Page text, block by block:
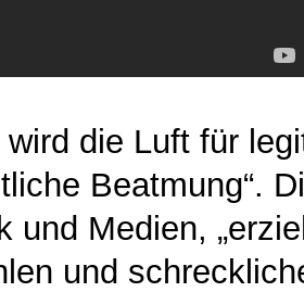
wird die Luft für
Beatmung“.
und Medien,
und